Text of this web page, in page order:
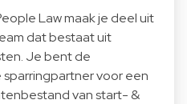
Law maak je deel uit
dat bestaat uit
Je bent de
voor een
van start- &